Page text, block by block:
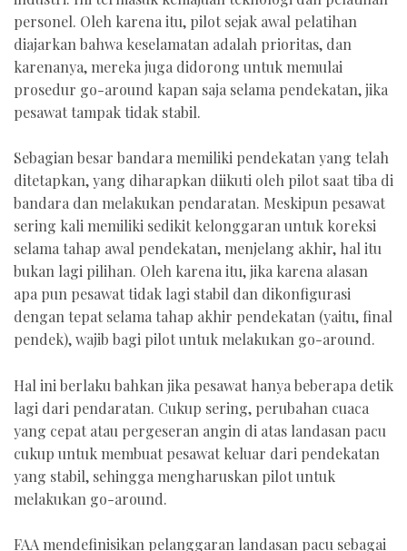
personel. Oleh karena itu, pilot sejak awal pelatihan
diajarkan bahwa keselamatan adalah prioritas, dan
karenanya, mereka juga didorong untuk memulai
prosedur go-around kapan saja selama pendekatan, jika
pesawat tampak tidak stabil.
Sebagian besar bandara memiliki pendekatan yang telah
ditetapkan, yang diharapkan diikuti oleh pilot saat tiba di
bandara dan melakukan pendaratan. Meskipun pesawat
sering kali memiliki sedikit kelonggaran untuk koreksi
selama tahap awal pendekatan, menjelang akhir, hal itu
bukan lagi pilihan. Oleh karena itu, jika karena alasan
apa pun pesawat tidak lagi stabil dan dikonfigurasi
dengan tepat selama tahap akhir pendekatan (yaitu, final
pendek), wajib bagi pilot untuk melakukan go-around.
Hal ini berlaku bahkan jika pesawat hanya beberapa detik
lagi dari pendaratan. Cukup sering, perubahan cuaca
yang cepat atau pergeseran angin di atas landasan pacu
cukup untuk membuat pesawat keluar dari pendekatan
yang stabil, sehingga mengharuskan pilot untuk
melakukan go-around.
FAA mendefinisikan pelanggaran landasan pacu sebagai